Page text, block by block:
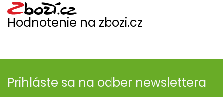
Hodnotenie na zbozi.cz
Prihláste sa na odber newslettera